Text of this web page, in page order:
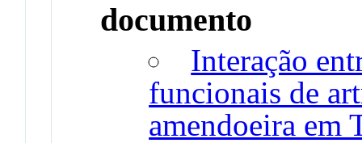
documento
Interação
funcionais de
amendoeira em